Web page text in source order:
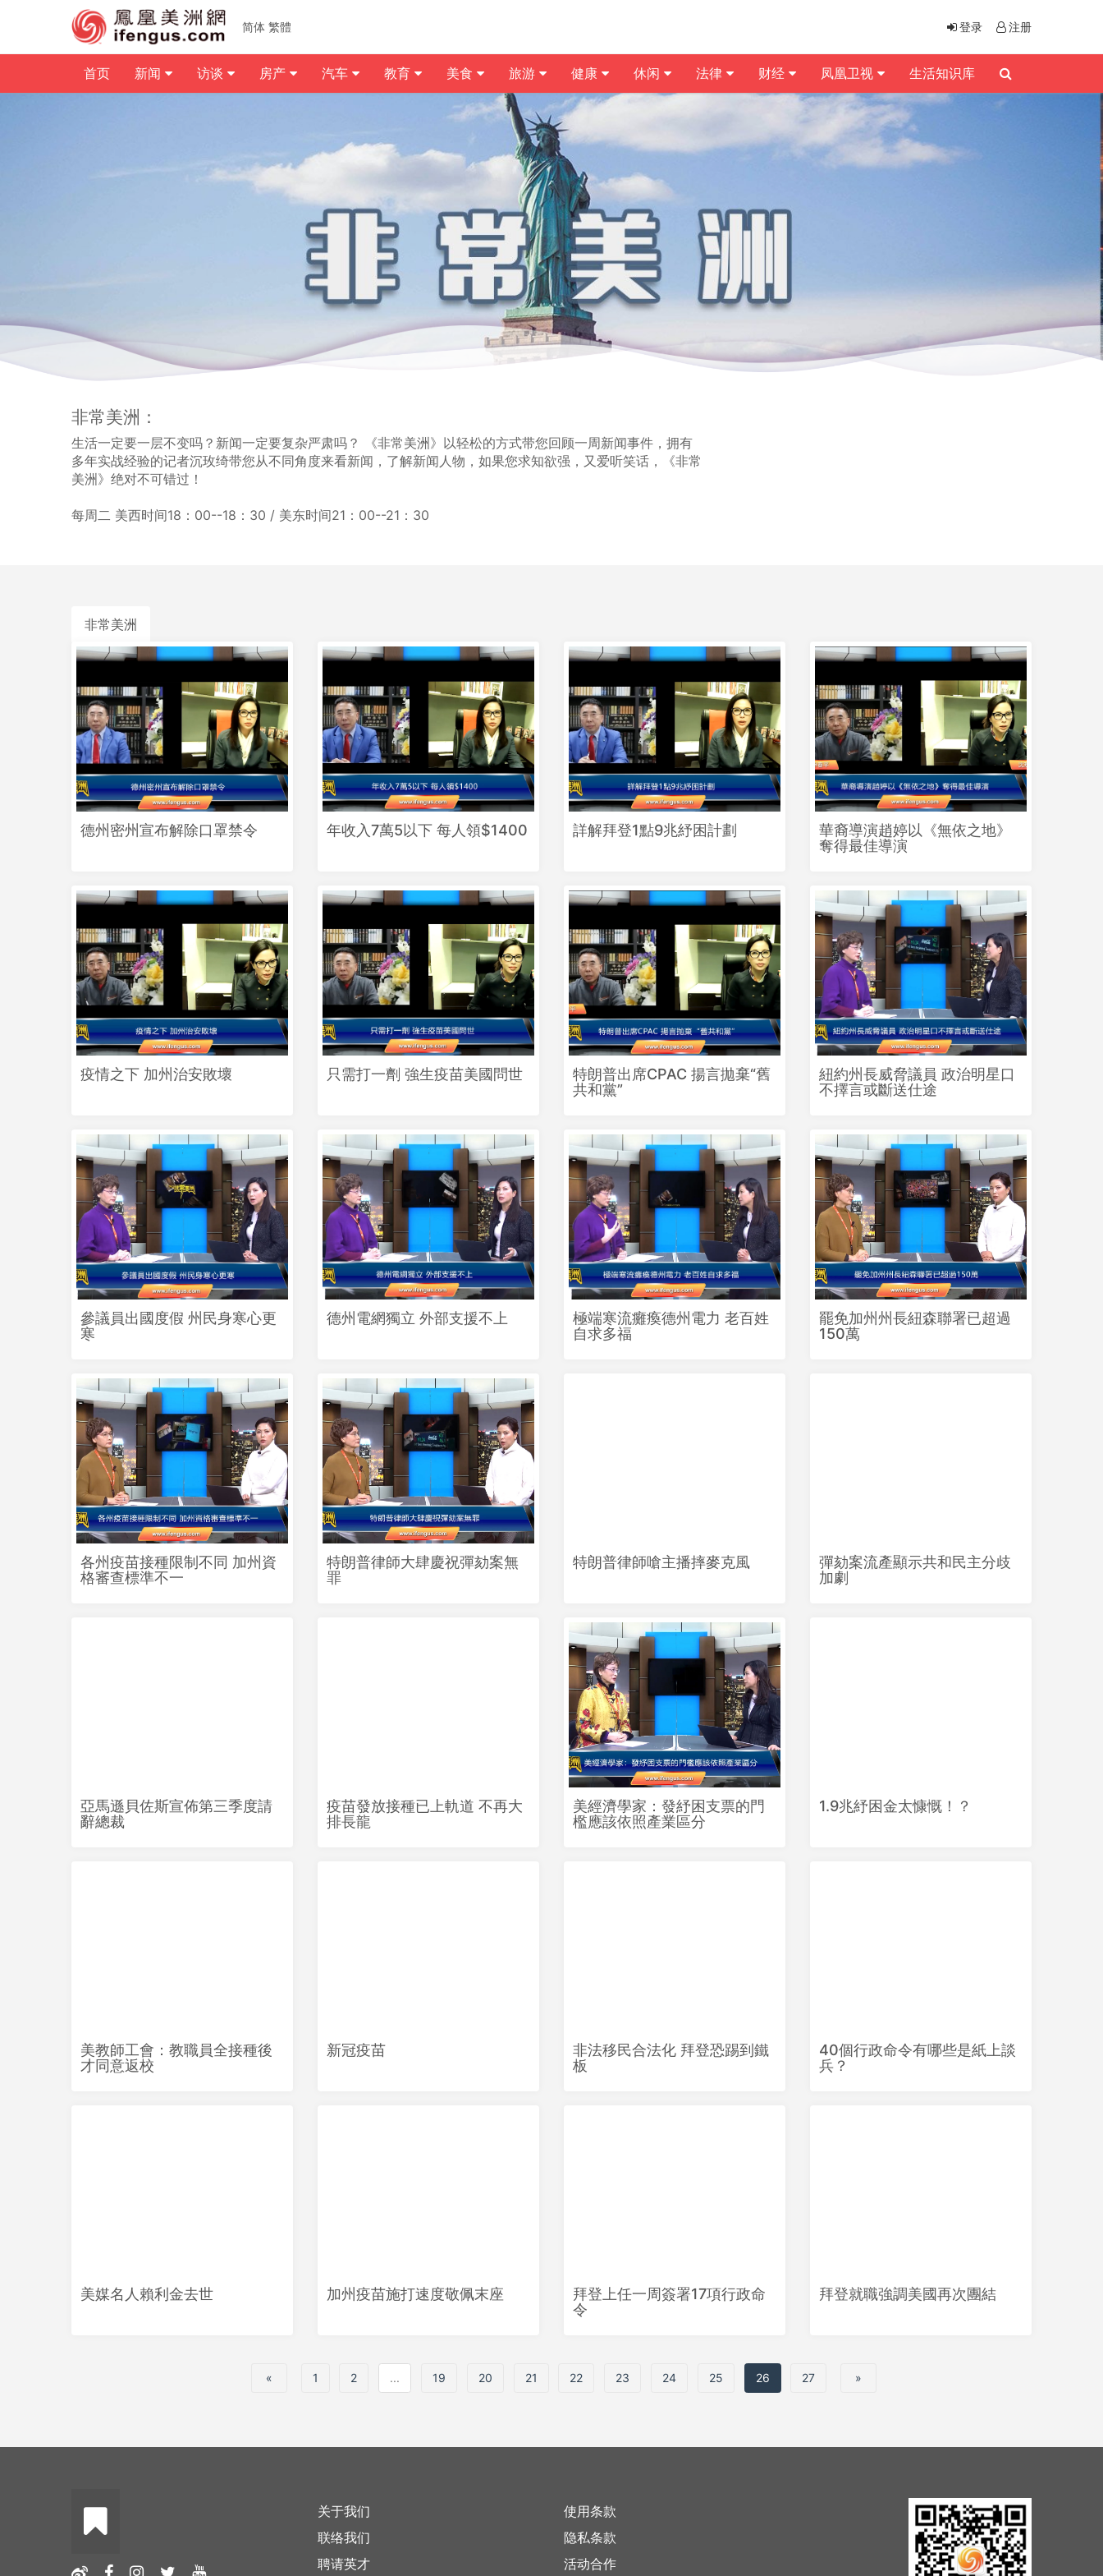
非常美洲：
生活一定要一层不变吗？新闻一定要复杂严肃吗？ 《非常美洲》以轻松的方式带您回顾一周新闻事件，拥有
多年实战经验的记者沉玫绮带您从不同角度来看新闻，了解新闻人物，如果您求知欲强，又爱听笑话，《非常
美洲》绝对不可错过！
每周二 美西时间18：00--18：30 / 美东时间21：00--21：30
非常美洲
德州密州宣布解除口罩禁令 年收入7萬5以下 每人領$1400 詳解拜登1點9兆紓困計劃
華裔導演趙婷以《無依之地》
奪得最佳導演
疫情之下 加州治安敗壞 只需打一劑 強生疫苗美國問世
特朗普出席CPAC 揚言拋棄“舊
共和黨”
紐約州長威脅議員 政治明星口
不擇言或斷送仕途
參議員出國度假 州民身寒心更
寒
德州電網獨立 外部支援不上
極端寒流癱瘓德州電力 老百姓
自求多福
罷免加州州長紐森聯署已超過
150萬
各州疫苗接種限制不同 加州資
格審查標準不一
特朗普律師大肆慶祝彈劾案無
罪
特朗普律師嗆主播摔麥克風
彈劾案流產顯示共和民主分歧
加劇
亞馬遜貝佐斯宣佈第三季度請
辭總裁
疫苗發放接種已上軌道 不再大
排長龍
美經濟學家：發紓困支票的門
檻應該依照產業區分
1.9兆紓困金太慷慨！？
美教師工會：教職員全接種後
才同意返校
新冠疫苗
非法移民合法化 拜登恐踢到鐵
板
40個行政命令有哪些是紙上談
兵？
美媒名人賴利金去世 加州疫苗施打速度敬佩末座
拜登上任一周簽署17項行政命
令
拜登就職強調美國再次團結
« 1 2 ... 19 20 21 22 23 24 25 26 27 »
简体 繁體 登录 注册
首页 新闻 访谈 房产 汽车 教育 美食 旅游 健康 休闲 法律 财经 凤凰卫视 生活知识库
关于我们
联络我们
聘请英才
使用条款
隐私条款
活动合作